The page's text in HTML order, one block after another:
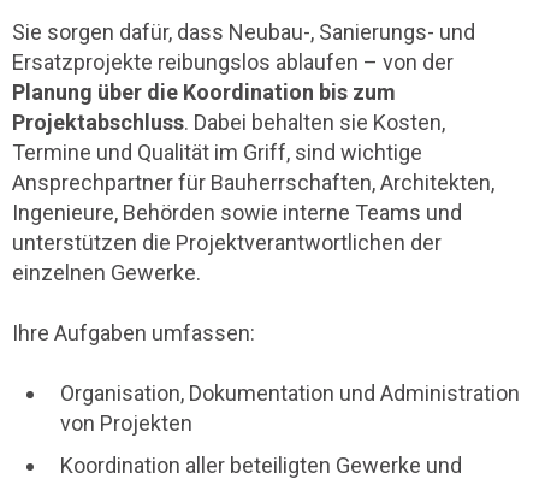
Sie sorgen dafür, dass Neubau-, Sanierungs- und
Ersatzprojekte reibungslos ablaufen – von der
Planung über die Koordination bis zum
Projektabschluss. Dabei behalten sie Kosten,
Termine und Qualität im Griff, sind wichtige
Ansprechpartner für Bauherrschaften, Architekten,
Ingenieure, Behörden sowie interne Teams und
unterstützen die Projektverantwortlichen der
einzelnen Gewerke.
Ihre Aufgaben umfassen:
Organisation, Dokumentation und Administration
von Projekten
Koordination aller beteiligten Gewerke und